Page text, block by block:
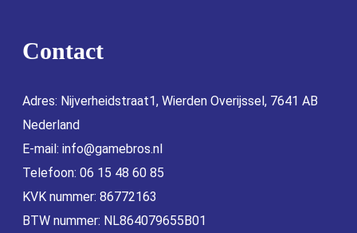
Contact
Adres: Nijverheidstraat1, Wierden Overijssel, 7641 AB
Nederland
E-mail: info@gamebros.nl
Telefoon: 06 15 48 60 85
KVK nummer: 86772163
BTW nummer: NL864079655B01